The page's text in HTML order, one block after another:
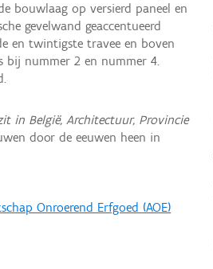
bouwlaag op versierd paneel en
gevelwand geaccentueerd
en twintigste travee en boven
bij nummer 2 en nummer 4.
in België, Architectuur, Provincie
door de eeuwen heen in
Onroerend Erfgoed (AOE)